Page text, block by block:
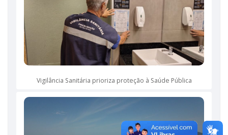
Vigilância Sanitária prioriza proteção à Saúde Pública